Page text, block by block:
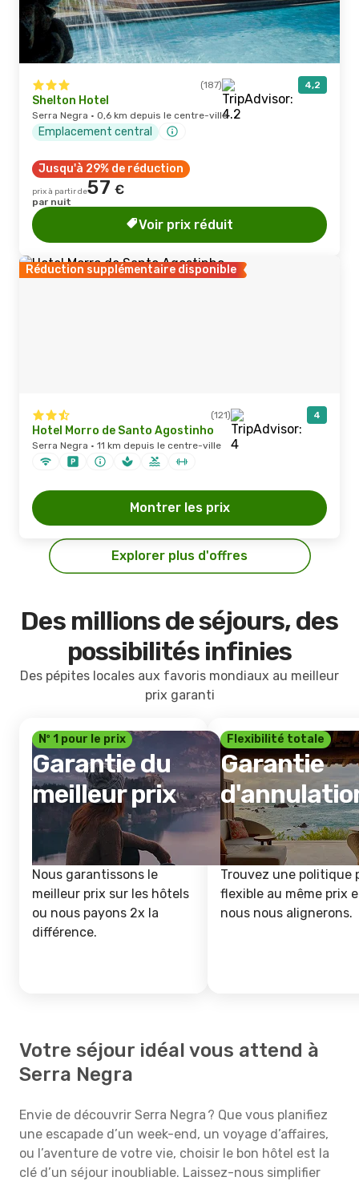
(187) 4,2
Shelton Hotel
Serra Negra · 0,6 km depuis le centre-ville
Emplacement central
Jusqu'à 29% de réduction
prix à partir de57 €
par nuit
Voir prix réduit
Réduction supplémentaire disponible
(121) 4
Hotel Morro de Santo Agostinho
Serra Negra · 11 km depuis le centre-ville
Montrer les prix
Explorer plus d'offres
Des millions de séjours, des
possibilités infinies
Des pépites locales aux favoris mondiaux au meilleur
prix garanti
Nº 1 pour le prix
Garantie du
meilleur prix
Nous garantissons le
meilleur prix sur les hôtels
ou nous payons 2x la
différence.
Flexibilité totale
Garantie
Trouvez une politique
flexible au même prix
nous nous alignerons.
Votre séjour idéal vous attend à
Serra Negra
Envie de découvrir Serra Negra ? Que vous planifiez
une escapade d’un week-end, un voyage d’affaires,
ou l’aventure de votre vie, choisir le bon hôtel est la
clé d’un séjour inoubliable. Laissez-nous simplifier